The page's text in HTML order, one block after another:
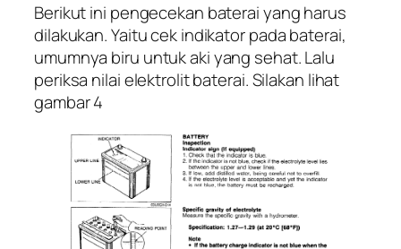
Berikut ini pengecekan baterai yang harus
dilakukan. Yaitu cek indikator pada baterai,
umumnya biru untuk aki yang sehat. Lalu
periksa nilai elektrolit baterai. Silakan lihat
gambar 4